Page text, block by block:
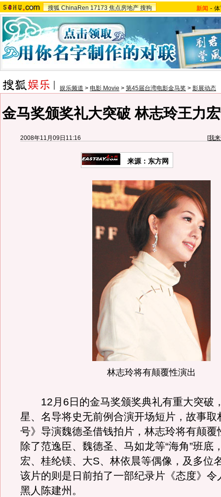
搜狐 ChinaRen 17173 焦点房地产 搜狗 新闻 -
娱乐频道 > 电影 Movie > 第45届台湾电影金马奖 > 影展动态
金马奖颁奖礼大突破 林志玲王力
2008年11月09日11:16 [我
来源：东方网
林志玲将有颠覆性演出
12月6日的金马奖颁奖典礼有重大突破
星、名导将史无前例合演开场短片，故事取
号》导演魏德圣借钱拍片，林志玲将有颠覆
除了范逸臣、魏德圣、马如龙等“海角”班底
宏、桂纶镁、大S、林依晨等偶像，及多位
该片的则是日前拍了一部纪录片《态度》令
黑人陈建州。